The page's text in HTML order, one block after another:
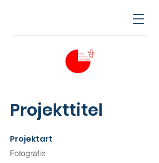
Projekttitel
Projektart
Fotografie